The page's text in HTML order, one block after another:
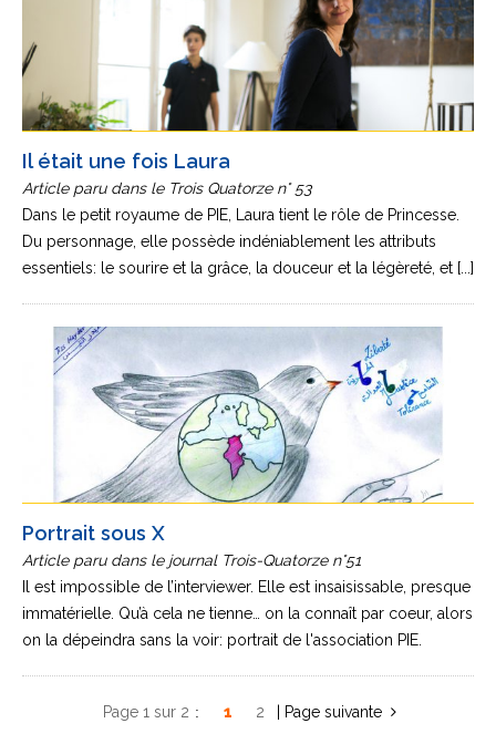
Il était une fois Laura
Article paru dans le Trois Quatorze n° 53
Dans le petit royaume de PIE, Laura tient le rôle de Princesse.
Du personnage, elle possède indéniablement les attributs
essentiels: le sourire et la grâce, la douceur et la légèreté, et [...]
Portrait sous X
Article paru dans le journal Trois-Quatorze n°51
Il est impossible de l’interviewer. Elle est insaisissable, presque
immatérielle. Qu’à cela ne tienne… on la connaît par coeur, alors
on la dépeindra sans la voir: portrait de l'association PIE.
Page 1 sur 2 1 2 »